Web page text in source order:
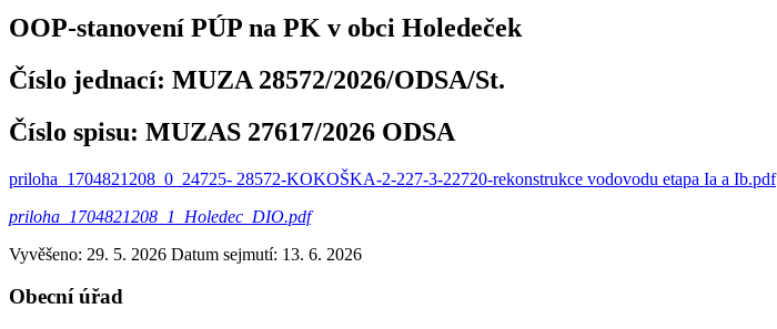
OOP-stanovení PÚP na PK v obci Holedeček
Číslo jednací: MUZA 28572/2026/ODSA/St.
Číslo spisu: MUZAS 27617/2026 ODSA
priloha_1704821208_0_24725- 28572-KOKOŠKA-2-227-3-22720-rekonstrukce vodovodu etapa Ia a Ib.pdf
priloha_1704821208_1_Holedec_DIO.pdf
Vyvěšeno: 29. 5. 2026 Datum sejmutí: 13. 6. 2026
Obecní úřad